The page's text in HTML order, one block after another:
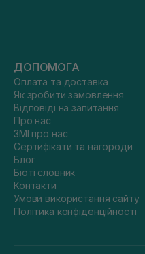
ДОПОМОГА
Оплата та доставка
Як зробити замовлення
Відповіді на запитання
Про нас
ЗМІ про нас
Сертифікати та нагороди
Блог
Бюті словник
Контакти
Умови використання сайту
Політика конфіденційності